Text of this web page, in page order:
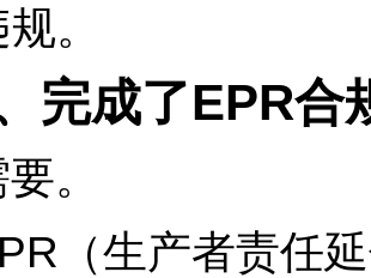
。
成了EPR合
。
生产者责任延